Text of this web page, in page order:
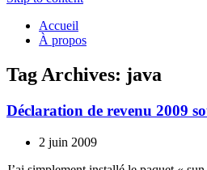
Accueil
À propos
Tag Archives: java
Déclaration de revenu 2009
2 juin 2009